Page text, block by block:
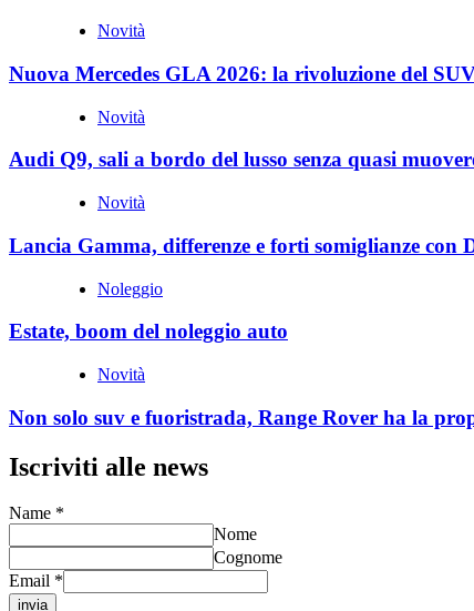
Novità
Nuova Mercedes GLA 2026: la rivoluzione del
Novità
Audi Q9, sali a bordo del lusso senza quasi
Novità
Lancia Gamma, differenze e forti somiglianze con
Noleggio
Estate, boom del noleggio auto
Novità
Non solo suv e fuoristrada, Range Rover ha la
Iscriviti alle news
Name *
Nome
Cognome
Email *
invia